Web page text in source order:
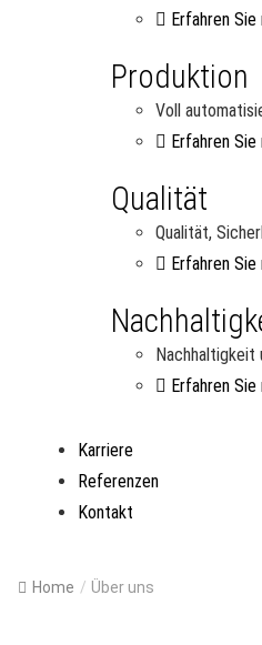
Erfahren Sie
Produktion
Voll
Erfahren Sie
Qualität
Qualität,
Erfahren Sie
Nachhaltigkeit
Erfahren Sie
Karriere
Referenzen
Kontakt
Home / Über uns